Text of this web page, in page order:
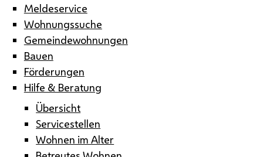
Meldeservice
Wohnungssuche
Gemeindewohnungen
Bauen
Förderungen
Hilfe & Beratung
Übersicht
Servicestellen
Wohnen im Alter